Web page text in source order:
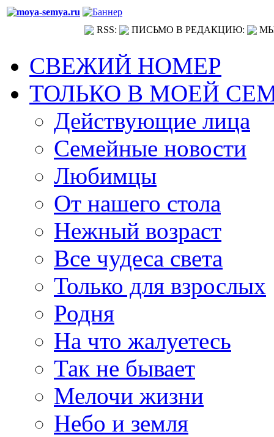
RSS: ПИСЬМО В РЕДАКЦИЮ:
СВЕЖИЙ НОМЕР
ТОЛЬКО В МОЕЙ
Действующие лица
Семейные новости
Любимцы
От нашего стола
Нежный возраст
Все чудеса света
Только для взрослых
Родня
На что жалуетесь
Так не бывает
Мелочи жизни
Небо и земля